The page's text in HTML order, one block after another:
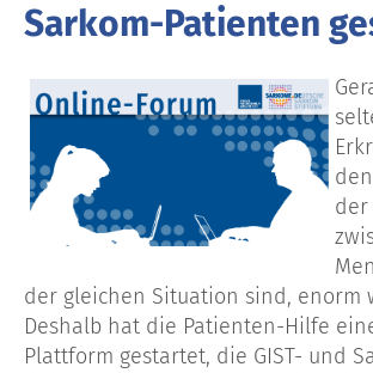
Sarkom-Patienten
der
der gleichen Situation sind, enorm
Deshalb hat die Patienten-Hilfe
Plattform gestartet, die GIST- und